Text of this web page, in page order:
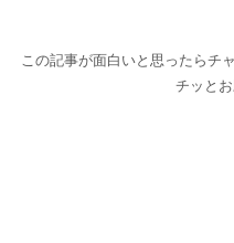
この記事が面白いと思ったらチ
チッと